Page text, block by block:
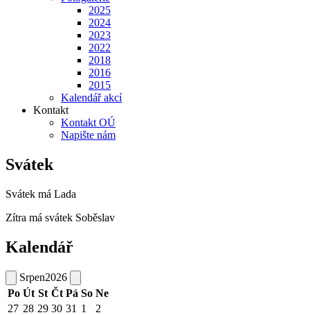
2025
2024
2023
2022
2018
2016
2015
Kalendář akcí
Kontakt
Kontakt OÚ
Napište nám
Svátek
Svátek má Lada
Zítra má svátek Soběslav
Kalendář
Srpen2026
Po Út St Čt Pá So Ne
27 28 29 30 31 1
2